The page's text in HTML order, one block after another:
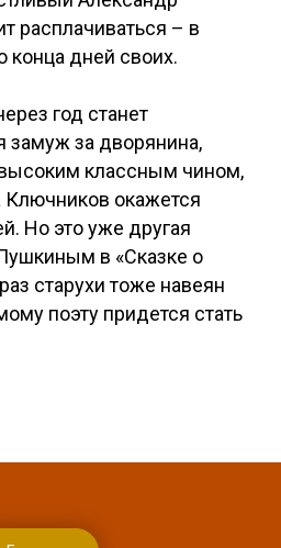
расплачиваться – в
дней своих.
год станет
за дворянина,
классным чином,
окажется
Но это уже другая
в «Сказке о
старухи тоже навеян
поэту придется стать